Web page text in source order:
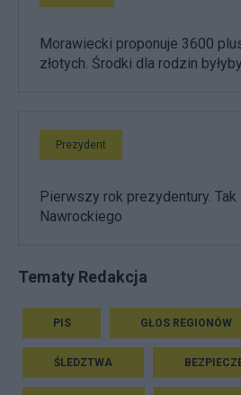
Morawiecki proponuje 3600
złotych. Środki dla rodzin
Prezydent
Pierwszy rok prezydentury.
Nawrockiego
Tematy Redakcja
PIS GŁOS REGIONÓW
ŚLEDZTWA